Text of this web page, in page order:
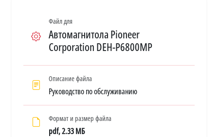
Файл для
Автомагнитола Pioneer
Corporation DEH-P6800MP
Описание файла
Руководство по обслуживанию
Формат и размер файла
pdf, 2.33 МБ